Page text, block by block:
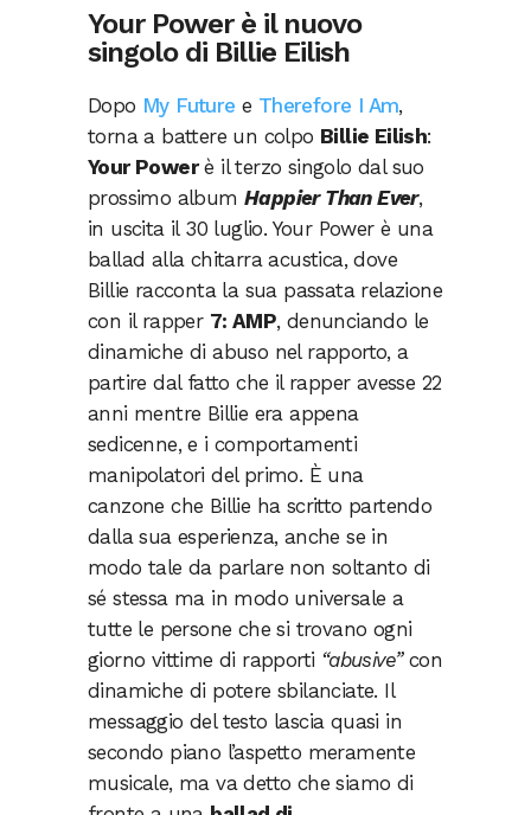
Your Power è il nuovo
singolo di Billie Eilish
Dopo My Future e Therefore I Am,
torna a battere un colpo Billie Eilish:
Your Powerè il terzo singolo dal suo
prossimo albumHappier Than Ever,
in uscita il 30 luglio. Your Power è una
ballad alla chitarra acustica, dove
Billie racconta la sua passata relazione
con il rapper 7: AMP, denunciando le
dinamiche di abuso nel rapporto, a
partire dal fatto che il rapper avesse 22
anni mentre Billie era appena
sedicenne, e i comportamenti
manipolatori del primo. È una
canzone che Billie ha scritto partendo
dalla sua esperienza, anche se in
modo tale da parlare non soltanto di
sé stessa ma in modo universale a
tutte le persone che si trovano ogni
giorno vittime di rapporti “abusive”con
dinamiche di potere sbilanciate. Il
messaggio del testo lascia quasi in
secondo piano l’aspetto meramente
musicale, ma va detto che siamo di